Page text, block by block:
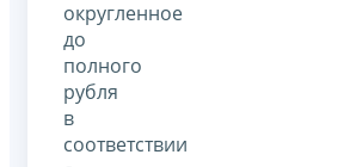
округленное
до
полного
рубля
в
соответствии